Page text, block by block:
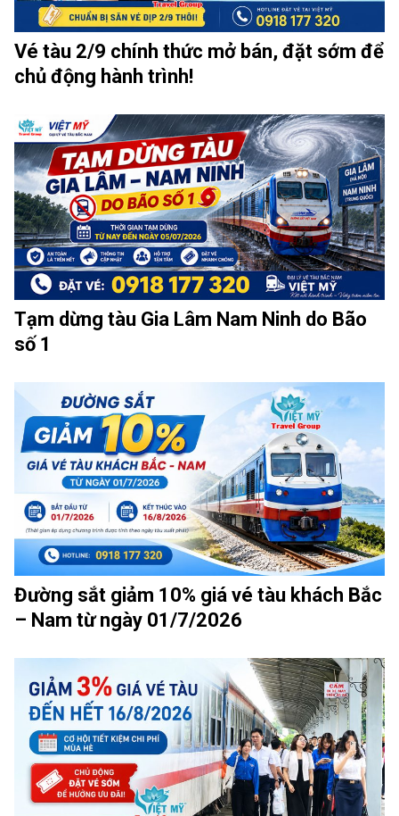
Vé tàu 2/9 chính thức mở bán, đặt sớm để
chủ động hành trình!
Tạm dừng tàu Gia Lâm Nam Ninh do Bão
số 1
Đường sắt giảm 10% giá vé tàu khách Bắc
– Nam từ ngày 01/7/2026